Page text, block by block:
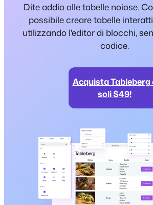
Dite addio alle tabelle noiose.
possibile creare tabelle
utilizzando l'editor di blocchi,
codice.
Acquista Tableberg
soli $49!